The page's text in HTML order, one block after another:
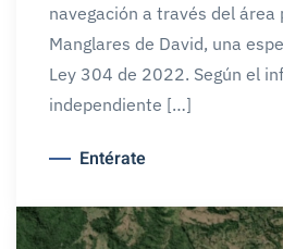
navegación a través del área
Manglares de David, una
Ley 304 de 2022. Según el
independiente […]
Entérate